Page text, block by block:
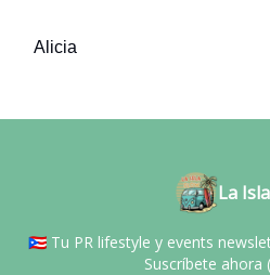
Alicia
La
🇵🇷 Tu PR lifestyle y events
Suscríbete ahora